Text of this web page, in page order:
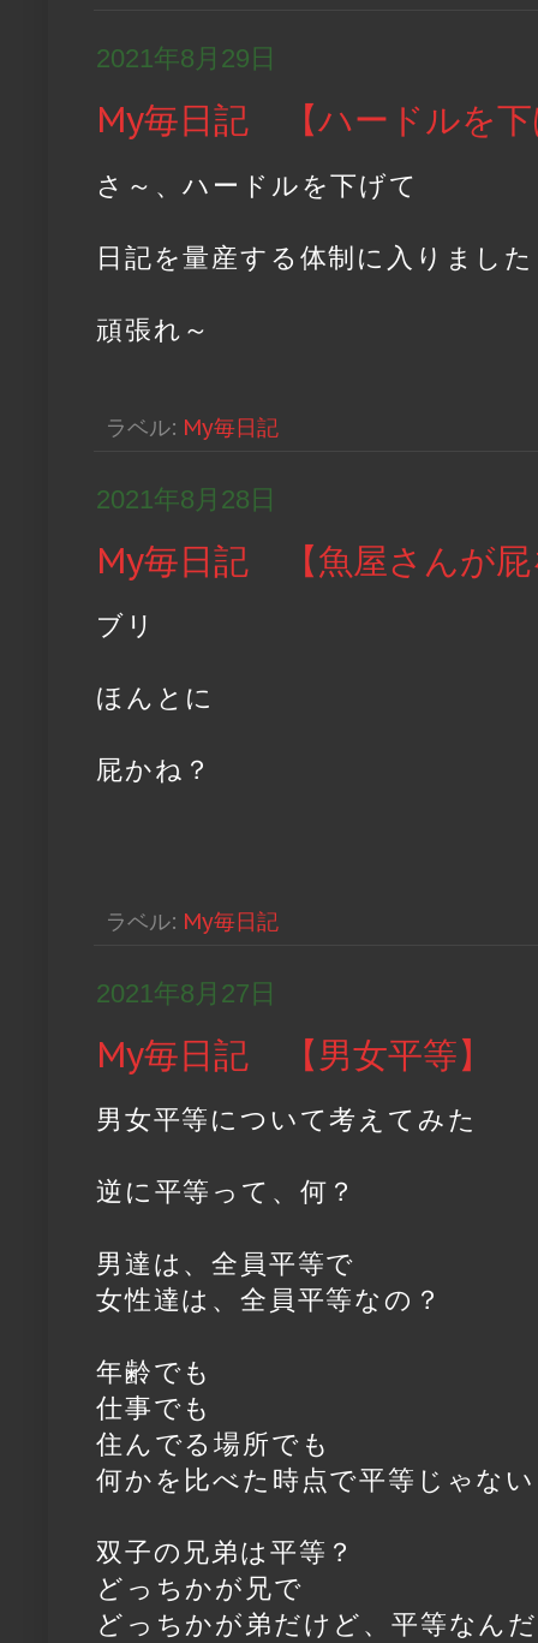
2021年8月29日
My毎日記 【ハードルを
さ～、ハードルを下げて
日記を量産する体制に入りました
頑張れ～
ラベル: My毎日記
2021年8月28日
My毎日記 【魚屋さんが
ブリ
ほんとに
屁かね？
ラベル: My毎日記
2021年8月27日
My毎日記 【男女平等】
男女平等について考えてみた
逆に平等って、何？
男達は、全員平等で
女性達は、全員平等なの？
年齢でも
仕事でも
住んでる場所でも
何かを比べた時点で平等じゃな
双子の兄弟は平等？
どっちかが兄で
どっちかが弟だけど、平等なん